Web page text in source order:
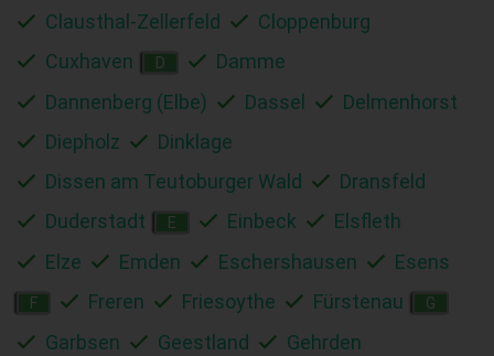
Clausthal-Zellerfeld
Cloppenburg
Cuxhaven
D
Damme
Dannenberg (Elbe)
Dassel
Delmenhorst
Diepholz
Dinklage
Dissen am Teutoburger Wald
Dransfeld
Duderstadt
E Einbeck
Elsfleth
Elze
Emden Eschershausen Esens
F Freren Friesoythe Fürstenau G
Garbsen Geestland
Gehrden